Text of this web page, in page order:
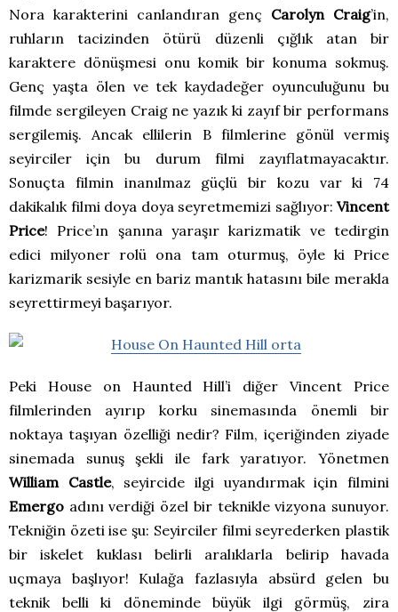
Nora karakterini canlandıran genç Carolyn Craig’in,
ruhların tacizinden ötürü düzenli çığlık atan bir
karaktere dönüşmesi onu komik bir konuma sokmuş.
Genç yaşta ölen ve tek kaydadeğer oyunculuğunu bu
filmde sergileyen Craig ne yazık ki zayıf bir performans
sergilemiş. Ancak ellilerin B filmlerine gönül vermiş
seyirciler için bu durum filmi zayıflatmayacaktır.
Sonuçta filmin inanılmaz güçlü bir kozu var ki 74
dakikalık filmi doya doya seyretmemizi sağlıyor: Vincent
Price! Price’ın şanına yaraşır karizmatik ve tedirgin
edici milyoner rolü ona tam oturmuş, öyle ki Price
karizmarik sesiyle en bariz mantık hatasını bile merakla
seyrettirmeyi başarıyor.
Peki House on Haunted Hill’i diğer Vincent Price
filmlerinden ayırıp korku sinemasında önemli bir
noktaya taşıyan özelliği nedir? Film, içeriğinden ziyade
sinemada sunuş şekli ile fark yaratıyor. Yönetmen
William Castle, seyircide ilgi uyandırmak için filmini
Emergo adını verdiği özel bir teknikle vizyona sunuyor.
Tekniğin özeti ise şu: Seyirciler filmi seyrederken plastik
bir iskelet kuklası belirli aralıklarla belirip havada
uçmaya başlıyor! Kulağa fazlasıyla absürd gelen bu
teknik belli ki döneminde büyük ilgi görmüş, zira